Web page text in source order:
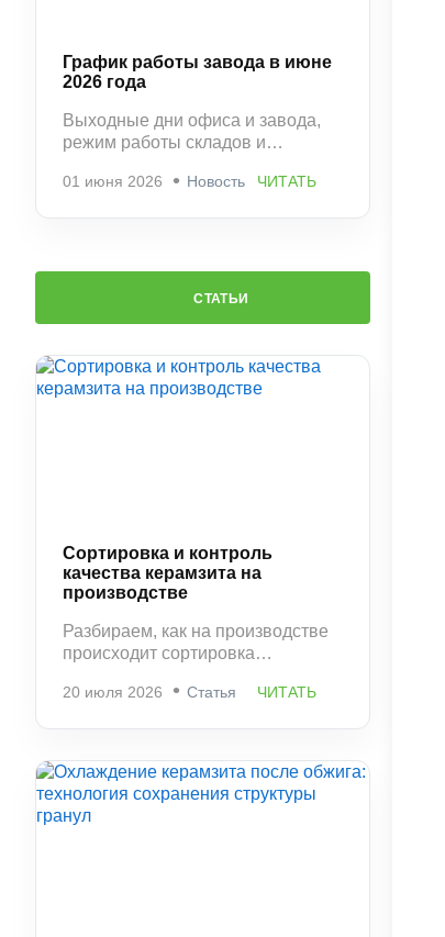
График работы завода в июне
2026 года
Выходные дни офиса и завода,
режим работы складов и
01 июня 2026 Новость ЧИТАТЬ
СТАТЬИ
Сортировка и контроль
качества керамзита на
производстве
Разбираем, как на производстве
происходит сортировка
контроль качества. Какие
влияет на свойства материала.
20 июля 2026 Статья ЧИТАТЬ